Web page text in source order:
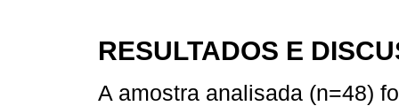
RESULTADOS E
A amostra analisada (n=48)